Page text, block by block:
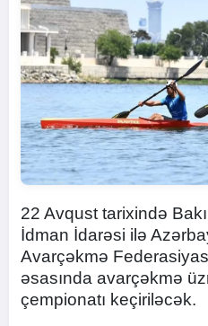
22 Avqust tarixində
İdman İdarəsi ilə
Avarçəkmə
əsasında avarçəkmə
çempionatı keçiriləcək.